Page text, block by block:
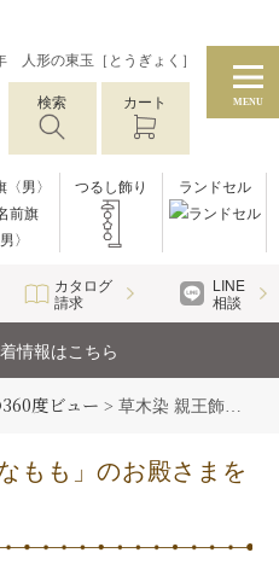
人形の東玉［とうぎょく］
検索 カート MENU
男〉 つるし飾り ランドセル
カタログ
請求
LINE
相談
情報はこちら
度ビュー >草木染 親王飾り「はなもも」のお殿さまを360度から見る
もも」のお殿さまを